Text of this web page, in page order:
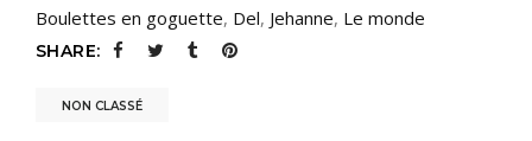
Boulettes en goguette, Del, Jehanne, Le monde
SHARE:
NON CLASSÉ